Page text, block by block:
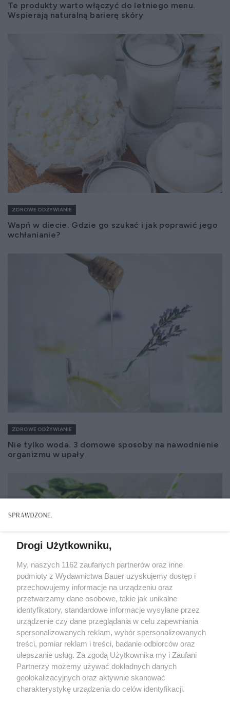
Te produkty warto włączyć do letniego menu.
Wspierają naturalną barierę skóry
ZDROWE ODŻYWIANIE
Wapń w diecie. Gdzie go szukać i jak poprawić jego
wchłanianie?
ZDROWE ODŻYWIANIE
Nie tylko woda. 3 domowe sposoby na nawodnienie
organizmu w upały
ZDROWE ODŻYWIANIE
3 proste przepisy na koktajle funkcjonalne. Każdy
wspiera organizm w inny sposób
Drogi Użytkowniku,
My, naszych 1162 zaufanych partnerów oraz inne
podmioty z Wydawnictwa Bauer uzyskujemy dostęp i
przechowujemy informacje na urządzeniu oraz
przetwarzamy dane osobowe, takie jak unikalne
identyfikatory, standardowe informacje wysyłane przez
urządzenie czy dane przeglądania w celu zapewniania
spersonalizowanych reklam, wybór spersonalizowanych
treści, pomiar reklam i treści, badanie odbiorców oraz
ulepszanie usług. Za zgodą Użytkownika my i Zaufani
Partnerzy możemy używać dokładnych danych
geolokalizacyjnych oraz aktywnie skanować
charakterystykę urządzenia do celów identyfikacji.